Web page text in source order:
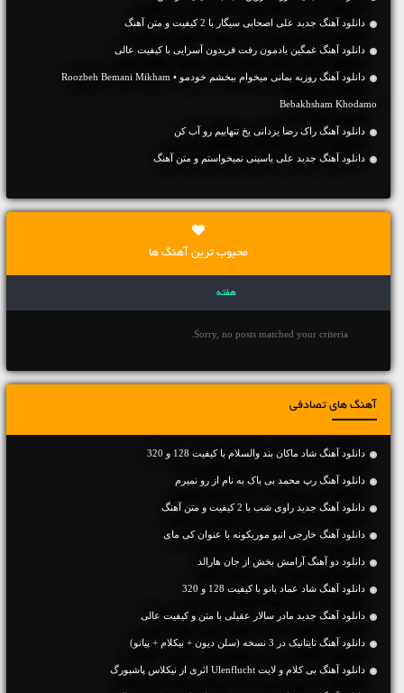
دانلود آهنگ جديد علی اصحابی سیگار با 2 کیفیت و متن آهنگ
دانلود آهنگ غمگین یادمون رفت فریدون آسرایی با کیفیت عالی
دانلود آهنگ روزبه بمانی میخوام ببخشم خودمو • Roozbeh Bemani Mikham
Bebakhsham Khodamo
دانلود آهنگ راک رضا یزدانی یخ تنهاییم رو آب کن
دانلود آهنگ جديد علی یاسینی نمیخواستم و متن آهنگ
محبوب ترین آهنگ ها
هفته
Sorry, no posts matched your criteria.
آهنگ های تصادفی
دانلود آهنگ شاد ماکان بند والسلام با کیفیت 128 و 320
دانلود آهنگ رپ محمد بی باک به نام از رو نمیرم
دانلود آهنگ جديد راوی شب با 2 کیفیت و متن آهنگ
دانلود آهنگ خارجی انیو موریکونه با عنوان کی مای
دانلود دو آهنگ آرامش بخش از جان هارالد
دانلود آهنگ شاد عماد بانو با کیفیت 128 و 320
دانلود آهنگ جديد مادر سالار عقیلی با متن و کیفیت عالی
دانلود آهنگ تایتانیک در 3 نسخه (سلن دیون + بیکلام + پیانو)
دانلود آهنگ بی کلام و لایت Ulenflucht اثری از نیکلاس پاشبورگ